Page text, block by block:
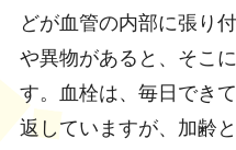
どが血管の内部に張り
や異物があると、そこ
す。血栓は、毎日でき
返していますが、加齢